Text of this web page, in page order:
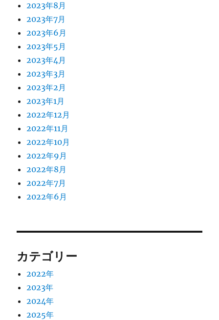
2023年8月
2023年7月
2023年6月
2023年5月
2023年4月
2023年3月
2023年2月
2023年1月
2022年12月
2022年11月
2022年10月
2022年9月
2022年8月
2022年7月
2022年6月
カテゴリー
2022年
2023年
2024年
2025年